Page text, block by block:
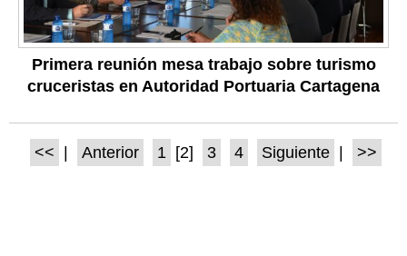
Primera reunión mesa trabajo sobre turismo
cruceristas en Autoridad Portuaria Cartagena
<< Anterior 1 [2] 3 4 Siguiente >>